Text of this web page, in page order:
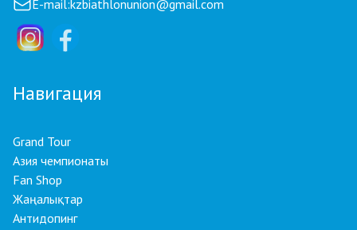
E-mail:kzbiathlonunion@gmail.com
Навигация
Grand Tour
Азия чемпионаты
Fan Shop
Жаңалықтар
Антидопинг